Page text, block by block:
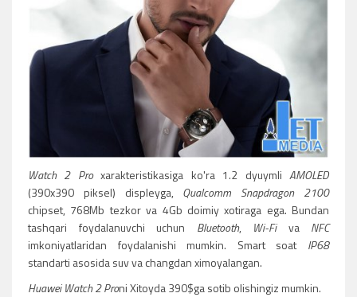
Watch 2 Proxarakteristikasiga ko'ra 1.2 dyuymliAMOLED
(390x390 piksel) displeyga, Qualcomm Snapdragon 2100
chipset, 768Mb tezkor va 4Gb doimiy xotiraga ega. Bundan
tashqari foydalanuvchi uchun Bluetooth, Wi-Fiva NFC
imkoniyatlaridan foydalanishi mumkin. Smart soat IP68
standarti asosida suv va changdan ximoyalangan.
Huawei Watch 2 Proni Xitoyda 390$ga sotib olishingiz mumkin.